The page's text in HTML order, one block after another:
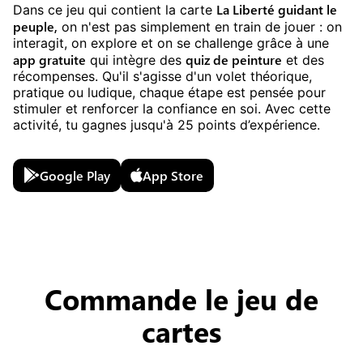
Dans ce jeu qui contient la carte La Liberté guidant le
peuple, on n'est pas simplement en train de jouer : on
interagit, on explore et on se challenge grâce à une
app gratuite qui intègre des quizde peinture et des
récompenses. Qu'il s'agisse d'un volet théorique,
pratique ou ludique, chaque étape est pensée pour
stimuler et renforcer la confiance en soi. Avec cette
activité, tu gagnes jusqu'à 25 points d’expérience.
Google Play App Store
Commande le jeu de
cartes